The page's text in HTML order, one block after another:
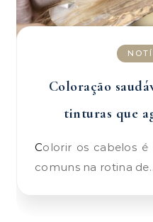
Coloração
tinturas que
Colorir os cabelos é uma das ações mais
comuns na rotina